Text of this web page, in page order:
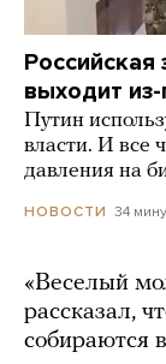
выходит
Путин
власти. И все
давления на
НОВОСТИ 34
«Веселый
рассказал,
собираются